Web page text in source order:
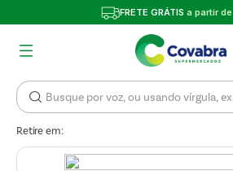
FRETE GRÁTIS a partir de
Retire em: